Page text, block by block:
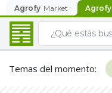
Agrofy Market Agrofy
Temas del momento: